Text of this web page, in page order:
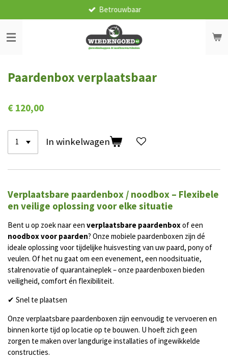
direct
naar
de
Betrouwbaar
Paardenbox verplaatsbaar
€ 120,00
In winkelwagen
Verplaatsbare paardenbox / noodbox – Flexibele
en veilige oplossing voor elke situatie
Bent u op zoek naar een verplaatsbare paardenboxof een
noodbox voor paarden? Onze mobiele paardenboxen zijn dé
ideale oplossing voor tijdelijke huisvesting van uw paard, pony of
veulen. Of het nu gaat om een evenement, een noodsituatie,
stalrenovatie of quarantaineplek – onze paardenboxen bieden
veiligheid, comfort én flexibiliteit.
✔ Snel te plaatsen
Onze verplaatsbare paardenboxen zijn eenvoudig te vervoeren en
binnen korte tijd op locatie op te bouwen. U hoeft zich geen
zorgen te maken over langdurige installaties of ingewikkelde
constructies.